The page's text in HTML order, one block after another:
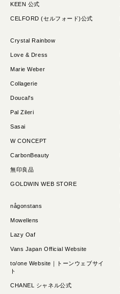
KEEN 公式
CELFORD (セルフォード)公式
Crystal Rainbow
Love & Dress
Marie Weber
Collagerie
Doucal's
Pal Zileri
Sasai
W CONCEPT
CarbonBeauty
無印良品
GOLDWIN WEB STORE
någonstans
Mowellens
Lazy Oaf
Vans Japan Official Website
to/one Website｜トーンウェブサイ
ト
CHANEL シャネル公式